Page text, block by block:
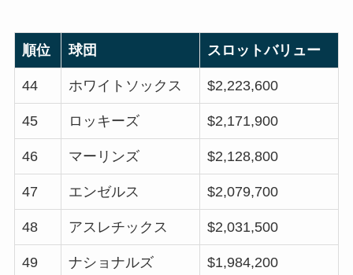
順位 球団 スロットバリュー
44 ホワイトソックス $2,223,600
45 ロッキーズ $2,171,900
46 マーリンズ $2,128,800
47 エンゼルス $2,079,700
48 アスレチックス $2,031,500
49 ナショナルズ $1,984,200